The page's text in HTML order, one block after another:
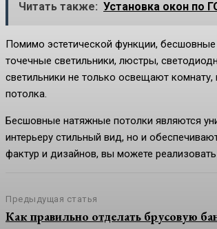
Читать также: Установка окон по
Помимо эстетической функции,
точечные светильники, люстры,
светильники не только освещают
потолка.
Бесшовные натяжные потолки являются
интерьеру стильный вид, но и
фактур и дизайнов, вы можете
Предыдущая статья
Как правильно отделать брусовую